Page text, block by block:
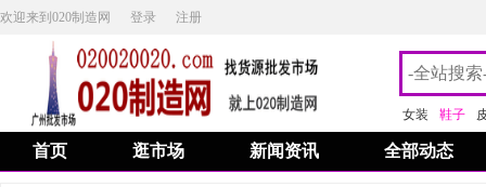
欢迎来到020制造网 登录 注册
女装 鞋子
首页 逛市场 新闻资讯 全部动态